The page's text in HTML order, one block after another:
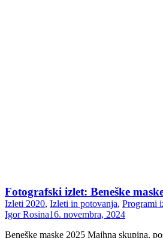
Fotografski izlet: Beneške
Izleti 2020, Izleti in potovanja, Programi
Igor Rosina16. novembra, 2024
Beneške maske 2025 Majhna skupina,